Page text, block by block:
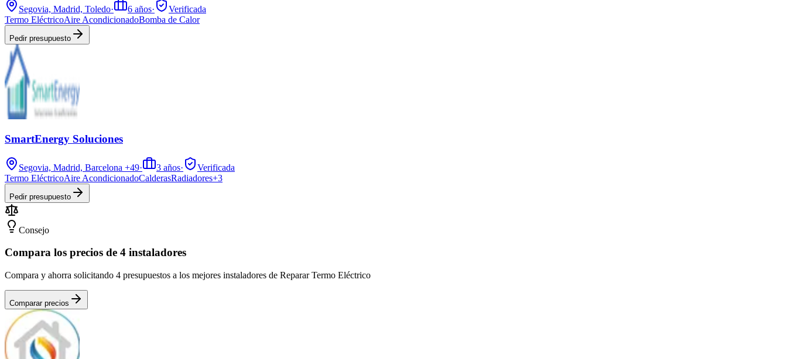
Segovia, Madrid, Toledo· 6 años·
Verificada
Termo EléctricoAire AcondicionadoBomba de Calor
Pedir presupuesto
SmartEnergy Soluciones
Segovia, Madrid, Barcelona +49· 3 años·
Verificada
Termo EléctricoAire AcondicionadoCalderasRadiadores+3
Pedir presupuesto
Consejo
Compara los precios de 4 instaladores
Compara y ahorra solicitando 4 presupuestos a los mejores instaladores de Reparar Termo Eléctrico
Comparar precios